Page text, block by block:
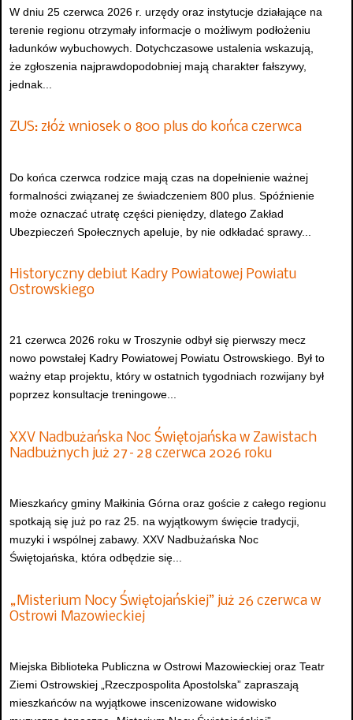
W dniu 25 czerwca 2026 r. urzędy oraz instytucje działające na
terenie regionu otrzymały informacje o możliwym podłożeniu
ładunków wybuchowych. Dotychczasowe ustalenia wskazują,
że zgłoszenia najprawdopodobniej mają charakter fałszywy,
jednak...
ZUS: złóż wniosek o 800 plus do końca czerwca
Do końca czerwca rodzice mają czas na dopełnienie ważnej
formalności związanej ze świadczeniem 800 plus. Spóźnienie
może oznaczać utratę części pieniędzy, dlatego Zakład
Ubezpieczeń Społecznych apeluje, by nie odkładać sprawy...
Historyczny debiut Kadry Powiatowej Powiatu
Ostrowskiego
21 czerwca 2026 roku w Troszynie odbył się pierwszy mecz
nowo powstałej Kadry Powiatowej Powiatu Ostrowskiego. Był to
ważny etap projektu, który w ostatnich tygodniach rozwijany był
poprzez konsultacje treningowe...
XXV Nadbużańska Noc Świętojańska w Zawistach
Nadbużnych już 27–28 czerwca 2026 roku
Mieszkańcy gminy Małkinia Górna oraz goście z całego regionu
spotkają się już po raz 25. na wyjątkowym święcie tradycji,
muzyki i wspólnej zabawy. XXV Nadbużańska Noc
Świętojańska, która odbędzie się...
„Misterium Nocy Świętojańskiej” już 26 czerwca w
Ostrowi Mazowieckiej
Miejska Biblioteka Publiczna w Ostrowi Mazowieckiej oraz Teatr
Ziemi Ostrowskiej „Rzeczpospolita Apostolska” zapraszają
mieszkańców na wyjątkowe inscenizowane widowisko